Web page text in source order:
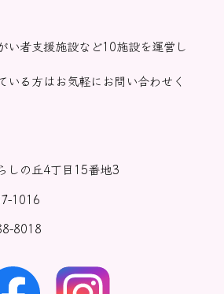
い者支援施設など10施設を運営し
いる方はお気軽にお問い合わせく
しの丘4丁目15番地3
1016
8018